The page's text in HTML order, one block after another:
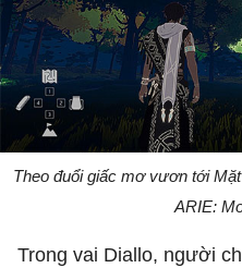
Theo đuổi giấc mơ vươn tới
ARIE:
Trong vai Diallo, người